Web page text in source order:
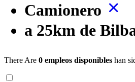
Camionero
a 25km de
There Are 0 empleos disponibles han